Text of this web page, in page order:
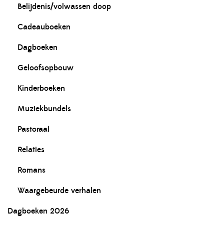
Belijdenis/volwassen doop
Cadeauboeken
Dagboeken
Geloofsopbouw
Kinderboeken
Muziekbundels
Pastoraal
Relaties
Romans
Waargebeurde verhalen
Dagboeken 2026